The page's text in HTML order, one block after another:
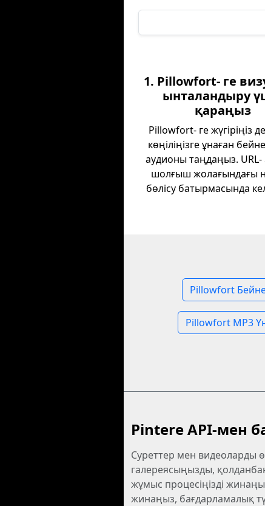
1. Pillowfort- ге
ынталандыру
қараңыз
Pillowfort- ге жүгіріңіз
көңіліңізге ұнаған
аудионы таңдаңыз. URL-
шолғыш жолағындағы
бөлісу батырмасында
Pillowfort
Pillowfort MP3
Pintere API-мен
Суреттер мен видеоларды
галереясыңызды,
жұмыс процесіңізді
жинаңыз, бағдарламалық